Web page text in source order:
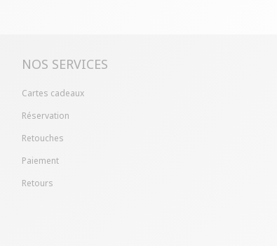
NOS SERVICES
Cartes cadeaux
Réservation
Retouches
Paiement
Retours